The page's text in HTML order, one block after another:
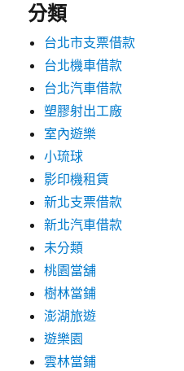
分類
台北市支票借款
台北機車借款
台北汽車借款
塑膠射出工廠
室內遊樂
小琉球
影印機租賃
新北支票借款
新北汽車借款
未分類
桃園當舖
樹林當鋪
澎湖旅遊
遊樂園
雲林當鋪